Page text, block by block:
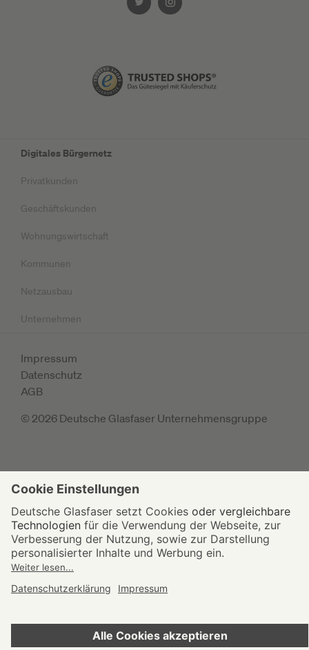
Digitales Bürgernetz
Privatkunden
Geschäftskunden
Wohnungswirtschaft
Kommunen
Netzausbau
Unternehmen
Impressum
Datenschutz
AGB
© 2026 Deutsche Glasfaser Unternehmensgruppe